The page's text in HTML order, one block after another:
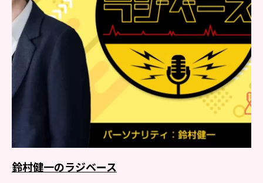
鈴村健一のラジベース